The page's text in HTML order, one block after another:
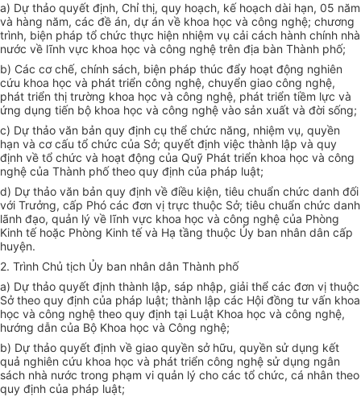
a) Dự thảo quyết định, Chỉ thị, quy hoạch, kế hoạch dài hạn, 05 năm
và hàng năm, các đề án, dự án về khoa học và công nghệ; chương
trình, biện pháp tổ chức thực hiện nhiệm vụ cải cách hành chính nhà
nước về lĩnh vực khoa học và công nghệ trên địa bàn Thành phố;
b) Các cơ chế, chính sách, biện pháp thúc đẩy hoạt động nghiên
cứu khoa học và phát triển công nghệ, chuyển giao công nghệ,
phát triển thị trường khoa học và công nghệ, phát triển tiềm lực và
ứng dụng tiến bộ khoa học và công nghệ vào sản xuất và đời sống;
c) Dự thảo văn bản quy định cụ thể chức năng, nhiệm vụ, quyền
hạn và cơ cấu tổ chức của Sở; quyết định việc thành lập và quy
định về tổ chức và hoạt động của Quỹ Phát triển khoa học và công
nghệ của Thành phố theo quy định của pháp luật;
d) Dự thảo văn bản quy định về điều kiện, tiêu chuẩn chức danh đối
với Trưởng, cấp Phó các đơn vị trực thuộc Sở; tiêu chuẩn chức danh
lãnh đạo, quản lý về lĩnh vực khoa học và công nghệ của Phòng
Kinh tế hoặc Phòng Kinh tế và Hạ tầng thuộc Ủy ban nhân dân cấp
huyện.
2. Trình Chủ tịch Ủy ban nhân dân Thành phố
a) Dự thảo quyết định thành lập, sáp nhập, giải thể các đơn vị thuộc
Sở theo quy định của pháp luật; thành lập các Hội đồng tư vấn khoa
học và công nghệ theo quy định tại Luật Khoa học và công nghệ,
hướng dẫn của Bộ Khoa học và Công nghệ;
b) Dự thảo quyết định về giao quyền sở hữu, quyền sử dụng kết
quả nghiên cứu khoa học và phát triển công nghệ sử dụng ngân
sách nhà nước trong phạm vi quản lý cho các tổ chức, cá nhân theo
quy định của pháp luật;